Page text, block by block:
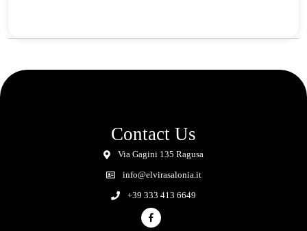
Contact Us
Via Gagini 135 Ragusa
info@elvirasalonia.it
+39 333 413 6649